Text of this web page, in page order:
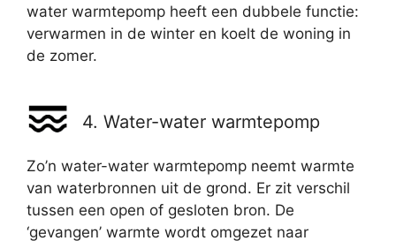
water warmtepomp heeft een dubbele functie:
verwarmen in de winter en koelt de woning in
de zomer.
4. Water-water warmtepomp
Zo’n water-water warmtepomp neemt warmte
van waterbronnen uit de grond. Er zit verschil
tussen een open of gesloten bron. De
‘gevangen’ warmte wordt omgezet naar